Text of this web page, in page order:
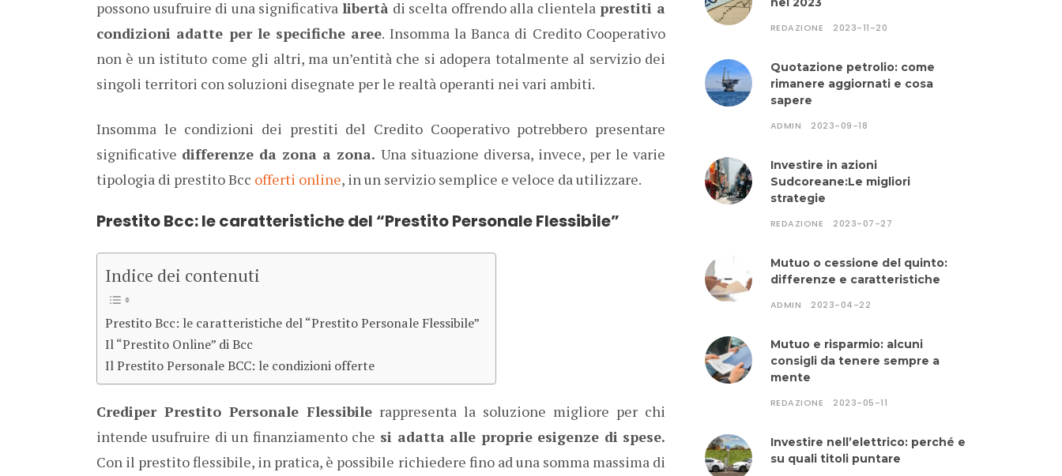
possono usufruire di una significativa libertà di scelta offrendo alla clientela prestiti a
condizioni adatte per le specifiche aree. Insomma la Banca di Credito Cooperativo
non è un istituto come gli altri, ma un’entità che si adopera totalmente al servizio dei
singoli territori con soluzioni disegnate per le realtà operanti nei vari ambiti.
Insomma le condizioni dei prestiti del Credito Cooperativo potrebbero presentare
significative differenze da zona a zona. Una situazione diversa, invece, per le varie
tipologia di prestito Bcc offerti online, in un servizio semplice e veloce da utilizzare.
Prestito Bcc: le caratteristiche del “Prestito Personale Flessibile”
Indice dei contenuti
Prestito Bcc: le caratteristiche del “Prestito Personale Flessibile”
Il “Prestito Online” di Bcc
Il Prestito Personale BCC: le condizioni offerte
Crediper Prestito Personale Flessibile rappresenta la soluzione migliore per chi
intende usufruire di un finanziamento che si adatta alle proprie esigenze di spese.
Con il prestito flessibile, in pratica, è possibile richiedere fino ad una somma massima di
REDAZIONE 2023-11-20
Quotazione petrolio: come
rimanere aggiornati e cosa
sapere
ADMIN 2023-09-18
Investire in azioni
Sudcoreane:Le migliori
strategie
REDAZIONE 2023-07-27
Mutuo o cessione del quinto:
differenze e caratteristiche
ADMIN 2023-04-22
Mutuo e risparmio: alcuni
consigli da tenere sempre a
mente
REDAZIONE 2023-05-11
Investire nell’elettrico: perché e
su quali titoli puntare